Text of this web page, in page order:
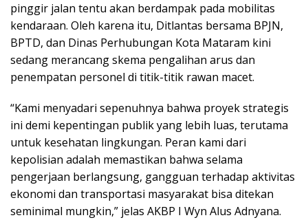
pinggir jalan tentu akan berdampak pada mobilitas
kendaraan. Oleh karena itu, Ditlantas bersama BPJN,
BPTD, dan Dinas Perhubungan Kota Mataram kini
sedang merancang skema pengalihan arus dan
penempatan personel di titik-titik rawan macet.
“Kami menyadari sepenuhnya bahwa proyek strategis
ini demi kepentingan publik yang lebih luas, terutama
untuk kesehatan lingkungan. Peran kami dari
kepolisian adalah memastikan bahwa selama
pengerjaan berlangsung, gangguan terhadap aktivitas
ekonomi dan transportasi masyarakat bisa ditekan
seminimal mungkin,” jelas AKBP I Wyn Alus Adnyana.